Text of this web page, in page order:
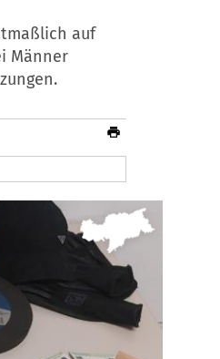
auf
Männer